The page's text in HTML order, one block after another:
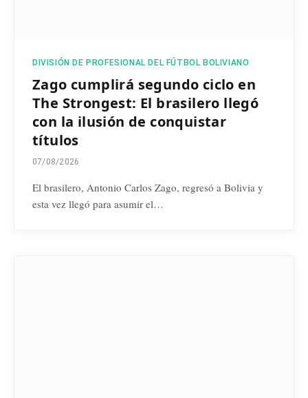
DIVISIÓN DE PROFESIONAL DEL FÚTBOL BOLIVIANO
Zago cumplirá segundo ciclo en
The Strongest: El brasilero llegó
con la ilusión de conquistar
títulos
07/08/2026
El brasilero, Antonio Carlos Zago, regresó a Bolivia y
esta vez llegó para asumir el…